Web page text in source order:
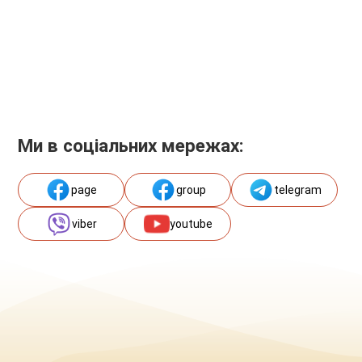
Ми в соціальних мережах:
page group telegram
viber youtube